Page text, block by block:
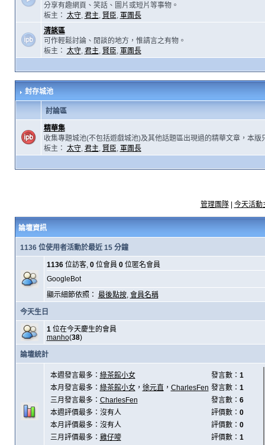
分享有趣網頁、笑話、圖片或短片等事物。
板主： 太守, 君主, 賢臣, 軍團長
清談區
可作輕鬆討論、閒談的地方，惟請言之有物。
板主： 太守, 君主, 賢臣, 軍團長
封存城池
討論區
精華集
收集專題城池(不包括遊戲城池)及其他話題區出現過的精華文章，本版
板主： 太守, 君主, 賢臣, 軍團長
管理團隊| 今天活動
論壇資訊
1136 位使用者活動於最近 15 分鐘
1136位訪客, 0位會員 0位匿名會員
GoogleBot
顯示細節依照： 最後點按, 會員名稱
今天生日
1位在今天慶生的會員
manho(38)
論壇統計
本週發言最多： 綠茶館小女 發言數： 1
本月發言最多： 綠茶館小女， 徐元直 ， CharlesFen 發言數： 1
三月發言最多： CharlesFen 發言數： 6
本週評價最多：沒有人
評價數： 0
本月評價最多：沒有人
評價數： 0
三月評價最多： 雞仔嘜 評價數： 1